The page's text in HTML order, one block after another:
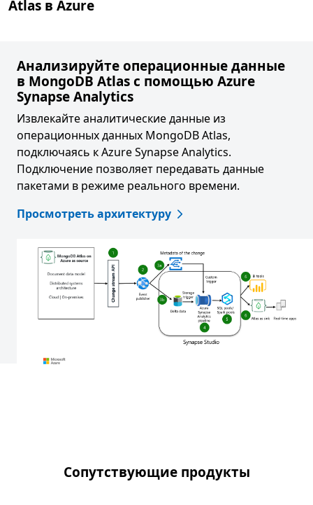
Atlas в Azure
Анализируйте операционные данные
в MongoDB Atlas с помощью Azure
Synapse Analytics
Извлекайте аналитические данные из
операционных данных MongoDB Atlas,
подключаясь к Azure Synapse Analytics.
Подключение позволяет передавать данные
пакетами в режиме реального времени.
Просмотреть архитектуру
Сопутствующие продукты